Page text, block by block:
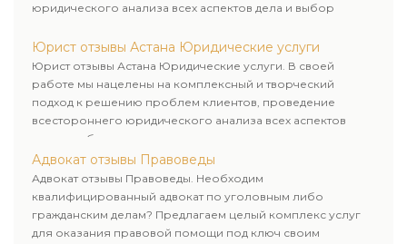
юридического анализа всех аспектов дела и выбор
Юрист отзывы Астана Юридические услуги
Юрист отзывы Астана Юридические услуги. В своей
работе мы нацелены на комплексный и творческий
подход к решению проблем клиентов, проведение
всестороннего юридического анализа всех аспектов
дела и выбор рационального пути для его успешного
завершения.
Адвокат отзывы Правоведы
Адвокат отзывы Правоведы. Необходим
квалифицированный адвокат по уголовным либо
гражданским делам? Предлагаем целый комплекс услуг
для оказания правовой помощи под ключ своим